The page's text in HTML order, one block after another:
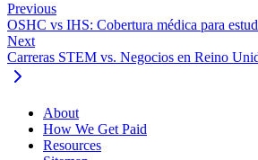
Previous
OSHC vs IHS: Cobertura médica para
Next
Carreras STEM vs. Negocios en Reino
About
How We Get Paid
Resources